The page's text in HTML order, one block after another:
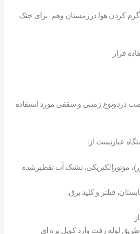
گرم کردن هوا درزمستان وهم برای خنک
قرار
دردونوع زمينی و سقفی مورد استفاده
عبارتست از:
موتورالکتريکی، تشتک آب تقطيرشده
فيلتر و کليد برق.
لوله رفت وارد کويل پره ای